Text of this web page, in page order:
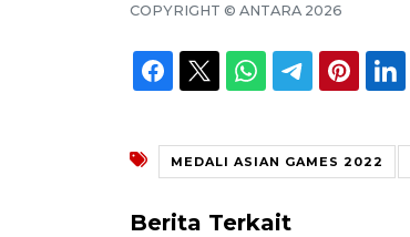
COPYRIGHT © ANTARA 2026
MEDALI ASIAN GAMES 2022
Berita Terkait